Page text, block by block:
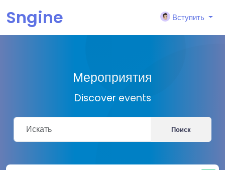
Sngine Вступить
Мероприятия
Discover events
Поиск